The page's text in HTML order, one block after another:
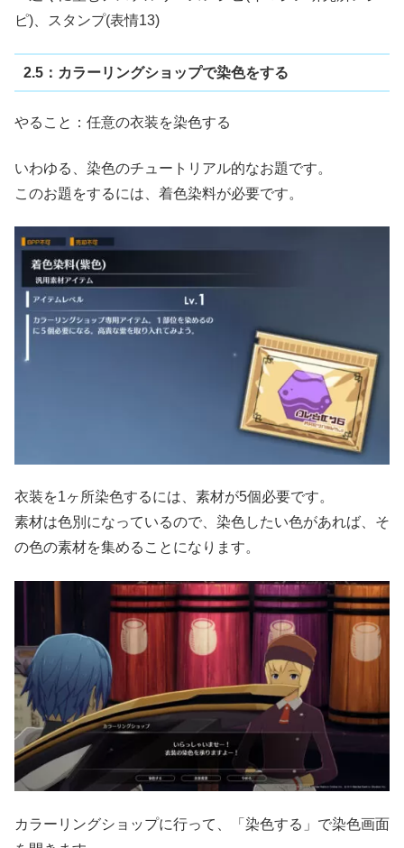
ピ)、スタンプ(表情13)
2.5：カラーリングショップで染色をする
やること：任意の衣装を染色する
いわゆる、染色のチュートリアル的なお題です。
このお題をするには、着色染料が必要です。
衣装を1ヶ所染色するには、素材が5個必要です。
素材は色別になっているので、染色したい色があれば、そ
の色の素材を集めることになります。
カラーリングショップに行って、「染色する」で染色画面